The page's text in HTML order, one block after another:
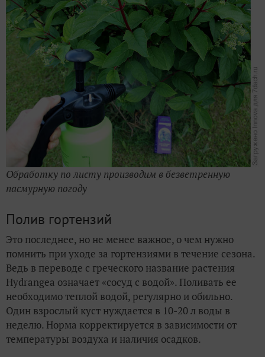
Обработку по листу производим в безветренную
пасмурную погоду
Полив гортензий
Это последнее, но не менее важное, о чем нужно
помнить при уходе за гортензиями в течение сезона.
Ведь в переводе с греческого название растения
Hydrangea означает «сосуд с водой». Поливать ее
необходимо теплой водой, регулярно и обильно.
Один взрослый куст нуждается в 10-20 л воды в
неделю. Норма корректируется в зависимости от
температуры воздуха и наличия осадков.